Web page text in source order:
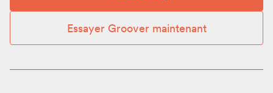
Essayer Groover maintenant